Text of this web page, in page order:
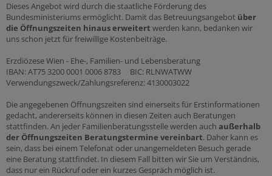
Dieses Angebot wird durch die staatliche Förderung des
Bundesministeriums ermöglicht. Damit das Betreuungsangebot über
die Öffnungszeiten hinaus erweitert werden kann, bedanken wir
uns schon jetzt für freiwillige Kostenbeiträge.
Erzdiözese Wien - Ehe-, Familien- und Lebensberatung
IBAN: AT75 3200 0001 0006 8783 BIC: RLNWATWW
Verwendungszweck/Zahlungsreferenz: 4130003022
Die angegebenen Öffnungszeiten sind einerseits für Erstinformationen
gedacht, andererseits können in diesen Zeiten auch Beratungen
stattfinden. An jeder Familienberatungsstelle werden auch außerhalb
der Öffnungszeiten Beratungstermine vereinbart. Daher kann es
sein, dass bei einem Telefonat oder unangemeldeten Besuch gerade
eine Beratung stattfindet. In diesem Fall bitten wir Sie um Verständnis,
dass nur ein Rückruf oder ein kurzes Gespräch möglich ist.